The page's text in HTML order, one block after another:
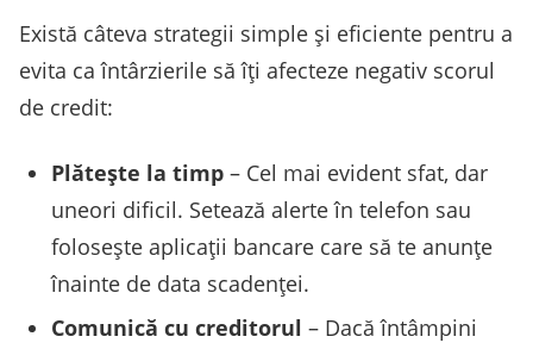
Există câteva strategii simple și eficiente pentru a
evita ca întârzierile să îți afecteze negativ scorul
de credit:
Plătește la timp – Cel mai evident sfat, dar
uneori dificil. Setează alerte în telefon sau
folosește aplicații bancare care să te anunțe
înainte de data scadenței.
Comunică cu creditorul – Dacă întâmpini